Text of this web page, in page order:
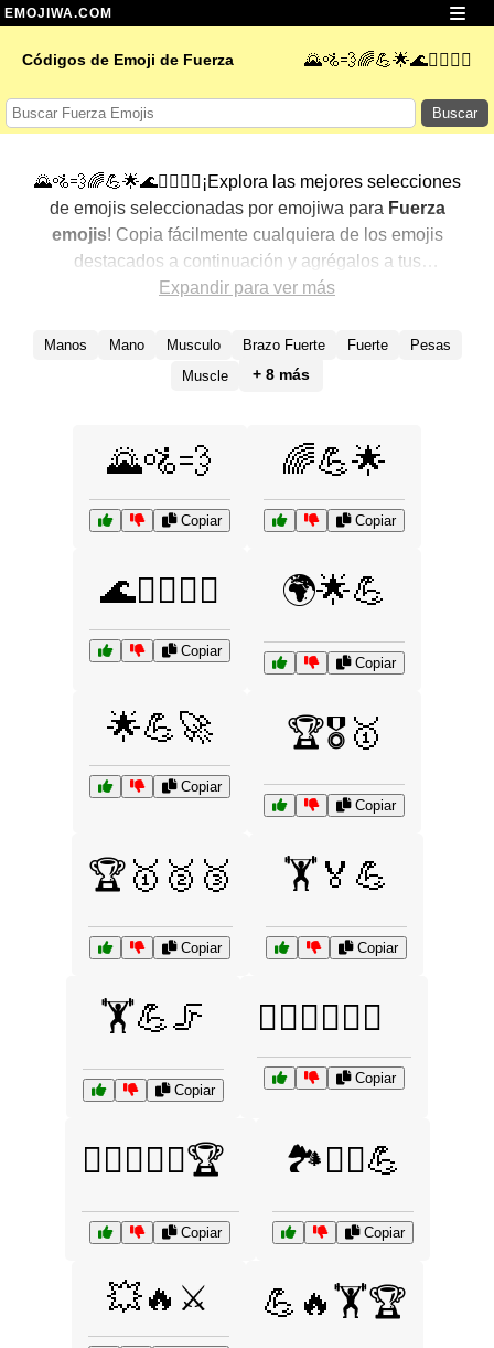
EMOJIWA.COM
Códigos de Emoji de Fuerza 🌄🚵💨🌈💪🌟🌊🏄‍♂️🏄‍♀️
Buscar
🌄🚵💨🌈💪🌟🌊🏄‍♂️🏄‍♀️¡Explora las mejores selecciones
de emojis seleccionadas por emojiwa para Fuerza
emojis! Copia fácilmente cualquiera de los emojis
destacados a continuación y agrégalos a tus
conversaciones para un toque personalizado. Hemos
mostrando primero los más populares. ¿Buscas más?
Explora otras categorías para descubrir aún más formas
Expandir para ver más
Manos Mano Musculo Brazo Fuerte Fuerte
Pesas
Muscle
+ 8 más
🌄🚵💨
Copiar
🌈💪🌟
Copiar
🌊🏄‍♂️🏄‍♀️
Copiar
🌍🌟💪
Copiar
🌟💪🚀
Copiar
🏆🎖️🥇
Copiar
🏆🥇🥈🥉
Copiar
🏋️🏅💪
Copiar
🏋️💪🦵
Copiar
🏋️‍♂️🏋️‍♀️💥🔥
Copiar
🏋️‍♂️🏋️‍♀️💪🏆
Copiar
🏞️🚵‍♂️💪
Copiar
💥🔥⚔️ 💪🔥🏋️🏆